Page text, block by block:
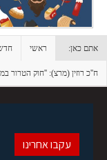
אתם כאן: ראשי
ח''כ רוזין (מרצ): ''חוק הטרור
עקבו אחרינו